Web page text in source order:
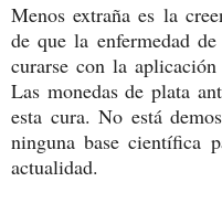
Menos extraña es la
de que la enfermedad
curarse con la
Las monedas de plata
esta cura. No está
ninguna base científica
actualidad.